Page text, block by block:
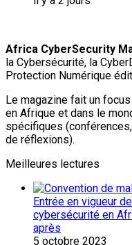
Africa CyberSecurity
la Cybersécurité, la
Protection Numérique
Le magazine fait un
en Afrique et dans le
spécifiques
de réflexions).
Meilleures lectures
Entrée en vigueur
cybersécurité en
après
5 octobre 2023